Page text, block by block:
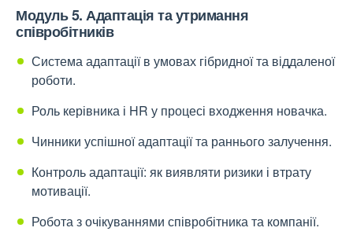
Модуль 5. Адаптація та утримання
співробітників
Система адаптації в умовах гібридної та віддаленої
роботи.
Роль керівника і HR у процесі входження новачка.
Чинники успішної адаптації та раннього залучення.
Контроль адаптації: як виявляти ризики і втрату
мотивації.
Робота з очікуваннями співробітника та компанії.